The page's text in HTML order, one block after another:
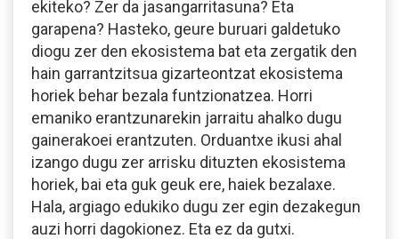
ekiteko? Zer da jasangarritasuna? Eta
garapena? Hasteko, geure buruari galdetuko
diogu zer den ekosistema bat eta zergatik den
hain garrantzitsua gizarteontzat ekosistema
horiek behar bezala funtzionatzea. Horri
emaniko erantzunarekin jarraitu ahalko dugu
gainerakoei erantzuten. Orduantxe ikusi ahal
izango dugu zer arrisku dituzten ekosistema
horiek, bai eta guk geuk ere, haiek bezalaxe.
Hala, argiago edukiko dugu zer egin dezakegun
auzi horri dagokionez. Eta ez da gutxi.